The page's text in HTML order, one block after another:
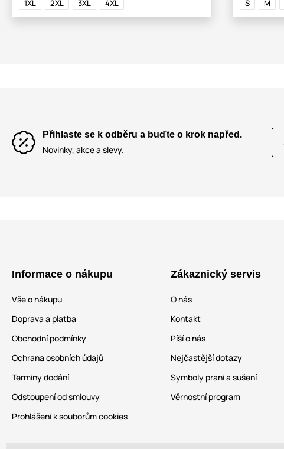
1XL 2XL 3XL 4XL S M
Přihlaste se k odběru a buďte o krok napřed.
Novinky, akce a slevy.
Informace o nákupu
Vše o nákupu
Doprava a platba
Obchodní podmínky
Ochrana osobních údajů
Termíny dodání
Odstoupení od smlouvy
Prohlášení k souborům cookies
Zákaznický servis
O nás
Kontakt
Píší o nás
Nejčastější dotazy
Symboly praní a sušení
Věrnostní program